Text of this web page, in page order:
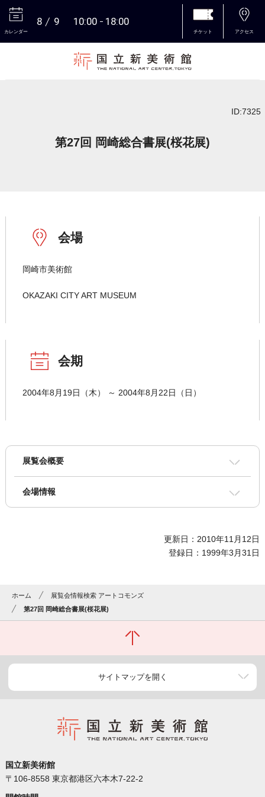
カレンダー
8 9 10:00 18:00
チケット アクセス
ID:7325
第27回 岡崎総合書展(桜花展)
会場
岡崎市美術館
OKAZAKI CITY ART MUSEUM
会期
2004年8月19日（木） ～ 2004年8月22日（日）
展覧会概要
会場情報
更新日：2010年11月12日
登録日：1999年3月31日
ホーム
展覧会情報検索 アートコモンズ
第27回 岡崎総合書展(桜花展)
サイトマップを開く
国立新美術館
〒106-8558 東京都港区六本木7-22-2